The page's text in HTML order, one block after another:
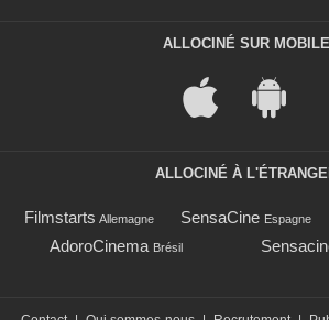
ALLOCINÉ SUR MOBILE
ALLOCINÉ À
Filmstarts Allemagne SensaCine Espagne
AdoroCinema Brésil